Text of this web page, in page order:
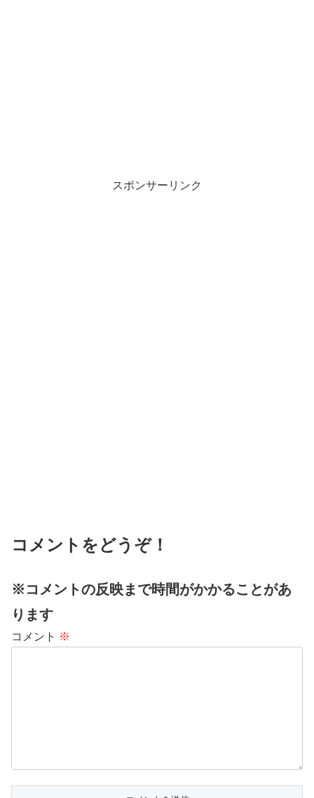
スポンサーリンク
コメントをどうぞ！
※コメントの反映まで時間がかかることがあ
ります
コメント ※